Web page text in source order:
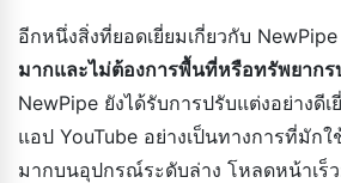
อีกหนึ่งสิ่งที่ยอดเยี่ยมเกี่ยวกับ
มากและไม่ต้องการพื้นที่หรือทรัพยาก
NewPipe ยังได้รับการปรับแต่งอย่างดี
แอป YouTube อย่างเป็นทางการที่มัก
มากบนอุปกรณ์ระดับล่าง โหลดหน้าเร็